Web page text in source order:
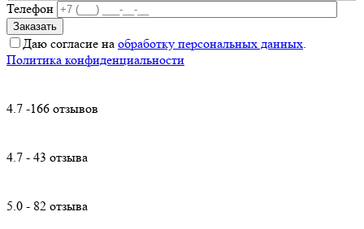
Телефон
Даю согласие на обработку персональных данных.
Политика конфиденциальности
4.7 -166 отзывов
4.7 - 43 отзыва
5.0 - 82 отзыва